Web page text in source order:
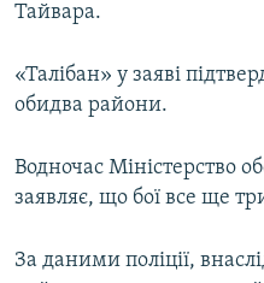
Тайвара.
«Талібан» у заяві
обидва райони.
Водночас Міністерство
заявляє, що бої все ще
За даними поліції,